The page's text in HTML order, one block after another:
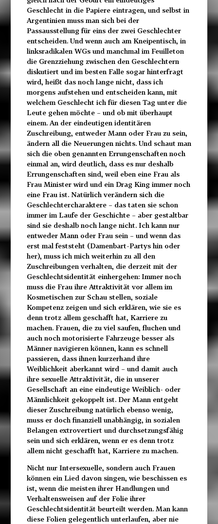
Geschlecht in die Papiere eintragen, und selbst in
Argentinien muss man sich bei der
Passausstellung für eins der zwei Geschlechter
entscheiden. Und wenn auch am Kneipentisch, in
linksradikalen WGs und manchmal im Feuilleton
die Grenzziehung zwischen den Geschlechtern
diskutiert und im besten Falle sogar hinterfragt
wird, heißt das noch lange nicht, dass ich
morgens aufstehen und entscheiden kann, mit
welchem Geschlecht ich für diesen Tag unter die
Leute gehen möchte – und ob mit überhaupt
einem. An der eindeutigen identitären
Zuschreibung, entweder Mann oder Frau zu sein,
ändern all die Neuerungen nichts. Und schaut man
sich die oben genannten Errungenschaften noch
einmal an, wird deutlich, dass es nur deshalb
Errungenschaften sind, weil eben eine Frau als
Frau Minister wird und ein Drag King immer noch
eine Frau ist. Natürlich verändern sich die
Geschlechtercharaktere – das taten sie schon
immer im Laufe der Geschichte – aber gestaltbar
sind sie deshalb noch lange nicht. Ich kann nur
entweder Mann oder Frau sein – und wenn das
erst mal feststeht (Damenbart-Partys hin oder
her), muss ich mich weiterhin zu all den
Zuschreibungen verhalten, die derzeit mit der
Geschlechtsidentität einhergehen: Immer noch
muss die Frau ihre Attraktivität vor allem im
Kosmetischen zur Schau stellen, soziale
Kompetenz zeigen und sich erklären, wie sie es
denn trotz allem geschafft hat, Karriere zu
machen. Frauen, die zu viel saufen, fluchen und
auch noch motorisierte Fahrzeuge besser als
Männer navigieren können, kann es schnell
passieren, dass ihnen kurzerhand ihre
Weiblichkeit aberkannt wird – und damit auch
ihre sexuelle Attraktivität, die in unserer
Gesellschaft an eine eindeutige Weiblich- oder
Männlichkeit gekoppelt ist. Der Mann entgeht
dieser Zuschreibung natürlich ebenso wenig,
muss er doch finanziell unabhängig, in sozialen
Belangen extrovertiert und durchsetzungsfähig
sein und sich erklären, wenn er es denn trotz
allem nicht geschafft hat, Karriere zu machen.
Nicht nur Intersexuelle, sondern auch Frauen
können ein Lied davon singen, wie beschissen es
ist, wenn die meisten ihrer Handlungen und
Verhaltensweisen auf der Folie ihrer
Geschlechtsidentität beurteilt werden. Man kann
diese Folien gelegentlich unterlaufen, aber nie